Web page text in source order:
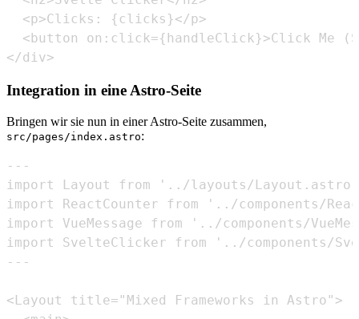
</div>
Integration in eine Astro-Seite
Bringen wir sie nun in einer Astro-Seite zusammen,
src/pages/index.astro: